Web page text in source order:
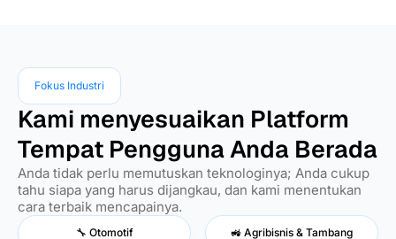
Fokus Industri
Kami menyesuaikan Platform
Tempat Pengguna Anda Berada
Anda tidak perlu memutuskan teknologinya; Anda cukup
tahu siapa yang harus dijangkau, dan kami menentukan
cara terbaik mencapainya.
🔧 Otomotif 🚜 Agribisnis & Tambang